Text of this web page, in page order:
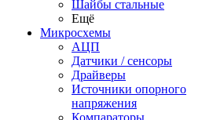
Шайбы стальные
Ещё
Микросхемы
АЦП
Датчики / сенсоры
Драйверы
Источники опорного
напряжения
Компараторы